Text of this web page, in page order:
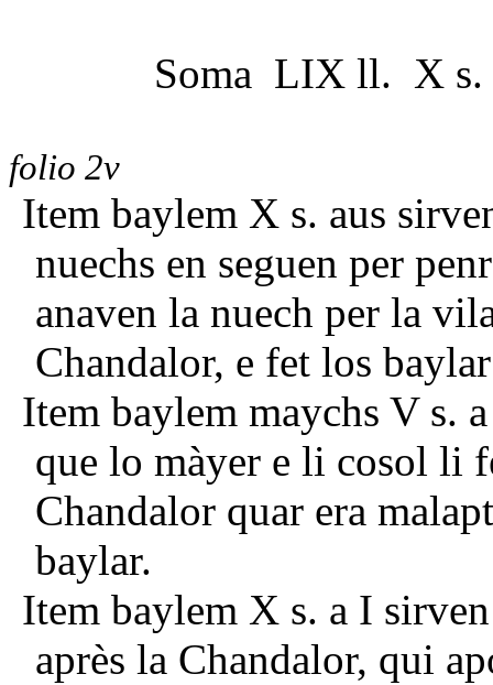
Soma LIX ll. X
folio 2v
Item baylem X s. aus
nuechs en seguen per
anaven la nuech per la
Chandalor, e fet los
Item baylem maychs V s.
que lo màyer e li cosol li
Chandalor quar era
baylar.
Item baylem X s. a I
après la Chandalor, qui